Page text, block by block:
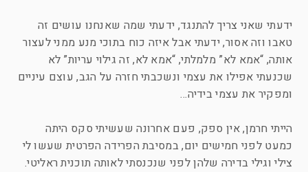
ידעתי שאני צריך להתנגד, ידעתי שמה שאנחנו עושים זה
טאבו וזה אסור, ידעתי אבל איזה כוח בתוכי מנע ממני לעצור
אותה, “אמא לא” מלמלתי, “אמא לא, זה גילוי עריות” לא
שכנעתי אפילו את עצמי ונשכבתי חזרה על הגב, עוצם עיניים
ומפקיר את עצמי בידיה…
הייתי חרמן, אין ספק, פעם אחרונה שעשיתי סקס היתה
כמעט לפני חמישים יום, במסיבת הפרידה הפרטית שעשו לי
צילי וגילי בדירה שלהן לפני שנכנסתי לאותה תוכנית ראליטי.